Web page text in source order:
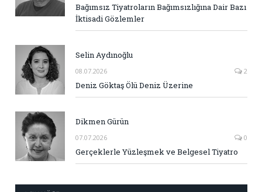
Bağımsız Tiyatroların Bağımsızlığına Dair Bazı
İktisadi Gözlemler
Selin Aydınoğlu
08.07.2026 2
Deniz Göktaş Ölü Deniz Üzerine
Dikmen Gürün
07.07.2026 0
Gerçeklerle Yüzleşmek ve Belgesel Tiyatro